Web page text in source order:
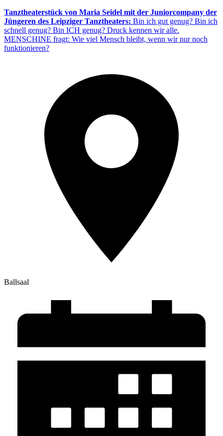
Tanztheaterstück von Maria Seidel mit der Juniorcompany der
Jüngeren des Leipziger Tanztheaters: Bin ich gut genug? Bin ich
schnell genug? Bin ICH genug? Druck kennen wir alle.
MENSCHINE fragt: Wie viel Mensch bleibt, wenn wir nur noch
funktionieren?
Ballsaal